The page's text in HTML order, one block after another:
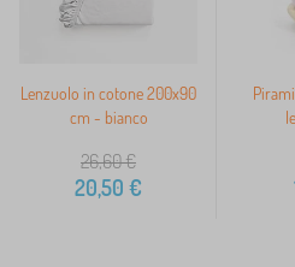
Lenzuolo in cotone 200x90
cm - bianco
26,60€
20,50 €